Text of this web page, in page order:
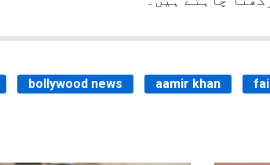
bollywood news aamir khan